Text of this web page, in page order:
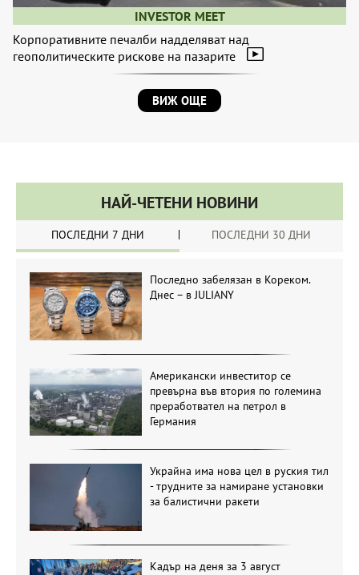
INVESTOR MEET
Корпоративните печалби надделяват над
геополитическите рискове на пазарите
ВИЖ ОЩЕ
НАЙ-ЧЕТЕНИ НОВИНИ
ПОСЛЕДНИ 7 ДНИ ПОСЛЕДНИ 30 ДНИ
Последно забелязан в Кореком.
Днес – в JULIANY
Американски инвеститор се
превърна във втория по големина
преработвател на петрол в
Германия
Украйна има нова цел в руския тил
- трудните за намиране установки
за балистични ракети
Кадър на деня за 3 август